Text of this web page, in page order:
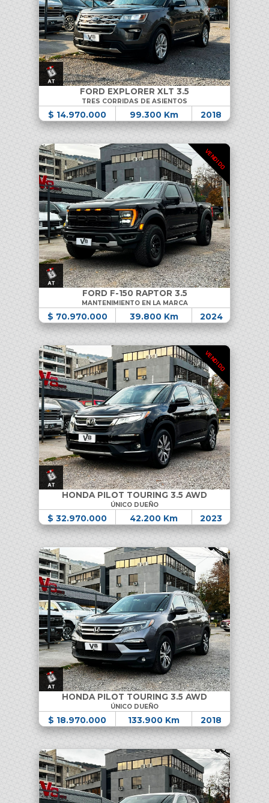
FORD EXPLORER XLT 3.5
TRES CORRIDAS DE ASIENTOS
$ 14.970.000 99.300 Km 2018
VENDIDO
FORD F-150 RAPTOR 3.5
MANTENIMIENTO EN LA MARCA
$ 70.970.000 39.800 Km 2024
VENDIDO
HONDA PILOT TOURING 3.5 AWD
ÚNICO DUEÑO
$ 32.970.000 42.200 Km 2023
HONDA PILOT TOURING 3.5 AWD
ÚNICO DUEÑO
$ 18.970.000 133.900 Km 2018